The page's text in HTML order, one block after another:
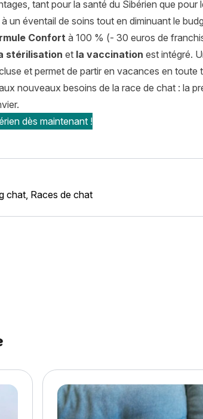
tant pour la santé du Sibérien que pour
un éventail de soins tout en diminuant le
Confort à 100 % (- 30 euros de
stérilisation et la vaccination est intégré.
et permet de partir en vacances en toute
nouveaux besoins de la race de chat : la
dès maintenant !
chat, Races de chat
entretien, santé et assurance